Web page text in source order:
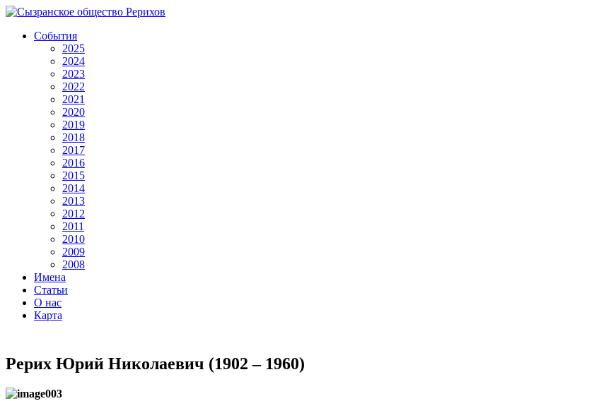
События
2025
2024
2023
2022
2021
2020
2019
2018
2017
2016
2015
2014
2013
2012
2011
2010
2009
2008
Имена
Статьи
О нас
Карта
Рерих Юрий Николаевич (1902 – 1960)